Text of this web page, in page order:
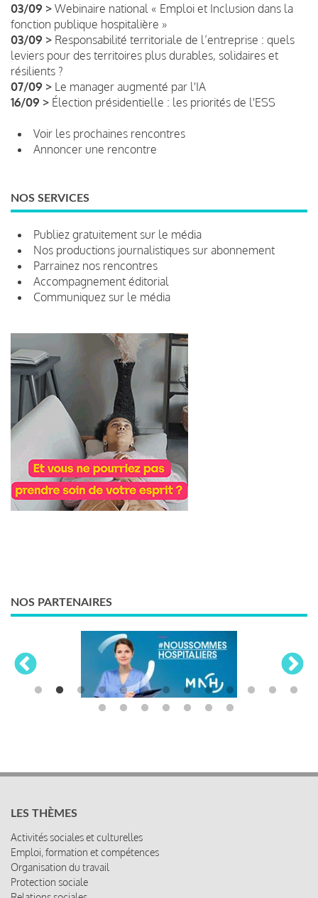
03/09 > Webinaire national « Emploi et Inclusion dans la
fonction publique hospitalière »
03/09 > Responsabilité territoriale de l’entreprise : quels
leviers pour des territoires plus durables, solidaires et
résilients ?
07/09 > Le manager augmenté par l'IA
16/09 > Élection présidentielle : les priorités de l'ESS
Voir les prochaines rencontres
Annoncer une rencontre
NOS SERVICES
Publiez gratuitement sur le média
Nos productions journalistiques sur abonnement
Parrainez nos rencontres
Accompagnement éditorial
Communiquez sur le média
NOS PARTENAIRES
LES THÈMES
Activités sociales et culturelles
Emploi, formation et compétences
Organisation du travail
Protection sociale